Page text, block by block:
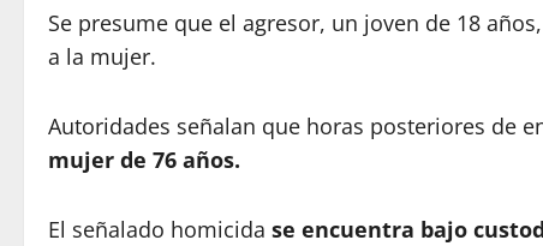
Se presume que el agresor, un joven de 18
a la mujer.
Autoridades señalan que horas posteriores de
mujer de 76 años.
El señalado homicida se encuentra bajo